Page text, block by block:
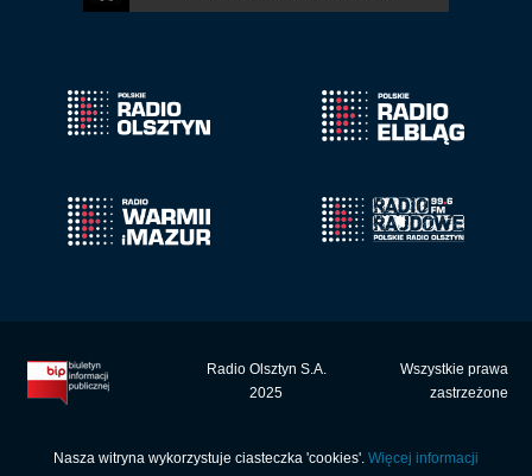
Radio Olsztyn S.A.
2025
Wszystkie prawa
zastrzeżone
Nasza witryna wykorzystuje ciasteczka 'cookies'. Więcej informacji